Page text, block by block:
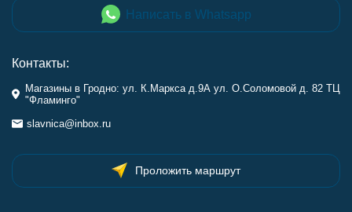
Написать в Whatsapp
Контакты:
Магазины в Гродно: ул. К.Маркса д.9А ул. О.Соломовой д. 82 ТЦ
"Фламинго"
slavnica@inbox.ru
Проложить маршрут